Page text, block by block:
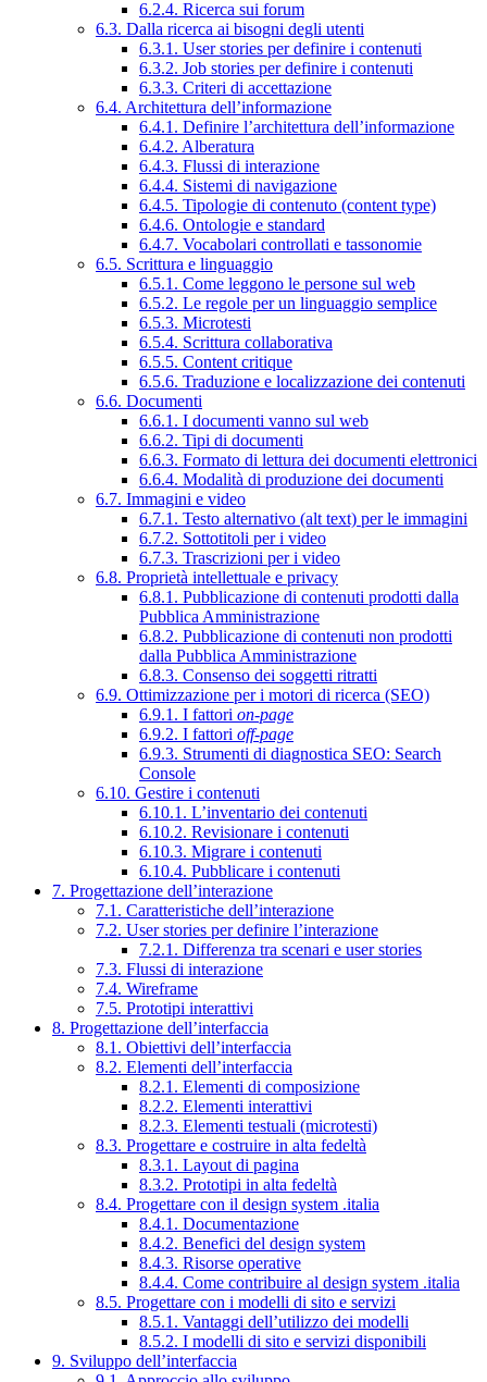
6.2.4. Ricerca sui forum
6.3. Dalla ricerca ai bisogni degli utenti
6.3.1. User stories per definire i contenuti
6.3.2. Job stories per definire i contenuti
6.3.3. Criteri di accettazione
6.4. Architettura dell’informazione
6.4.1. Definire l’architettura dell’informazione
6.4.2. Alberatura
6.4.3. Flussi di interazione
6.4.4. Sistemi di navigazione
6.4.5. Tipologie di contenuto (content type)
6.4.6. Ontologie e standard
6.4.7. Vocabolari controllati e tassonomie
6.5. Scrittura e linguaggio
6.5.1. Come leggono le persone sul web
6.5.2. Le regole per un linguaggio semplice
6.5.3. Microtesti
6.5.4. Scrittura collaborativa
6.5.5. Content critique
6.5.6. Traduzione e localizzazione dei contenuti
6.6. Documenti
6.6.1. I documenti vanno sul web
6.6.2. Tipi di documenti
6.6.3. Formato di lettura dei documenti elettronici
6.6.4. Modalità di produzione dei documenti
6.7. Immagini e video
6.7.1. Testo alternativo (alt text) per le immagini
6.7.2. Sottotitoli per i video
6.7.3. Trascrizioni per i video
6.8. Proprietà intellettuale e privacy
6.8.1. Pubblicazione di contenuti prodotti dalla
Pubblica Amministrazione
6.8.2. Pubblicazione di contenuti non prodotti
dalla Pubblica Amministrazione
6.8.3. Consenso dei soggetti ritratti
6.9. Ottimizzazione per i motori di ricerca (SEO)
6.9.1. I fattori on-page
6.9.2. I fattori off-page
6.9.3. Strumenti di diagnostica SEO: Search
Console
6.10. Gestire i contenuti
6.10.1. L’inventario dei contenuti
6.10.2. Revisionare i contenuti
6.10.3. Migrare i contenuti
6.10.4. Pubblicare i contenuti
7. Progettazione dell’interazione
7.1. Caratteristiche dell’interazione
7.2. User stories per definire l’interazione
7.2.1. Differenza tra scenari e user stories
7.3. Flussi di interazione
7.4. Wireframe
7.5. Prototipi interattivi
8. Progettazione dell’interfaccia
8.1. Obiettivi dell’interfaccia
8.2. Elementi dell’interfaccia
8.2.1. Elementi di composizione
8.2.2. Elementi interattivi
8.2.3. Elementi testuali (microtesti)
8.3. Progettare e costruire in alta fedeltà
8.3.1. Layout di pagina
8.3.2. Prototipi in alta fedeltà
8.4. Progettare con il design system .italia
8.4.1. Documentazione
8.4.2. Benefici del design system
8.4.3. Risorse operative
8.4.4. Come contribuire al design system .italia
8.5. Progettare con i modelli di sito e servizi
8.5.1. Vantaggi dell’utilizzo dei modelli
8.5.2. I modelli di sito e servizi disponibili
9. Sviluppo dell’interfaccia